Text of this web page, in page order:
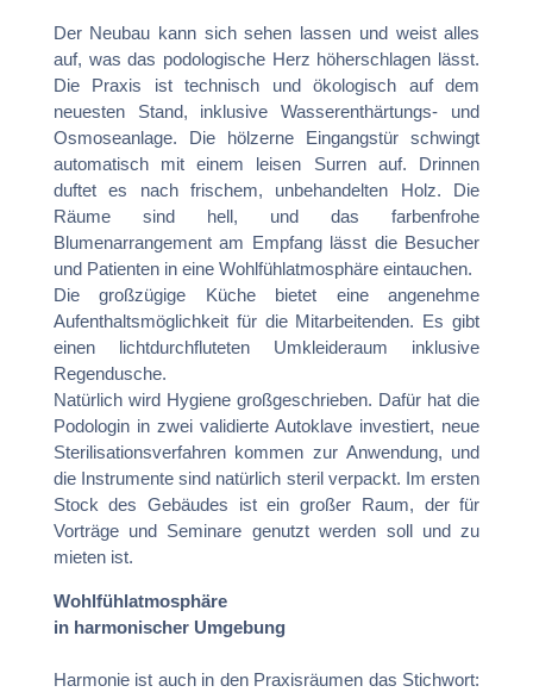
Der Neubau kann sich sehen lassen und weist alles
auf, was das podologische Herz höherschlagen lässt.
Die Praxis ist technisch und ökologisch auf dem
neuesten Stand, inklusive Wasserenthärtungs- und
Osmoseanlage. Die hölzerne Eingangstür schwingt
automatisch mit einem leisen Surren auf. Drinnen
duftet es nach frischem, unbehandelten Holz. Die
Räume sind hell, und das farbenfrohe
Blumenarrangement am Empfang lässt die Besucher
und Patienten in eine Wohlfühlatmosphäre eintauchen.
Die großzügige Küche bietet eine angenehme
Aufenthaltsmöglichkeit für die Mitarbeitenden. Es gibt
einen lichtdurchfluteten Umkleideraum inklusive
Regendusche.
Natürlich wird Hygiene großgeschrieben. Dafür hat die
Podologin in zwei validierte Autoklave investiert, neue
Sterilisationsverfahren kommen zur Anwendung, und
die Instrumente sind natürlich steril verpackt. Im ersten
Stock des Gebäudes ist ein großer Raum, der für
Vorträge und Seminare genutzt werden soll und zu
mieten ist.
Wohlfühlatmosphäre
in harmonischer Umgebung
Harmonie ist auch in den Praxisräumen das Stichwort: